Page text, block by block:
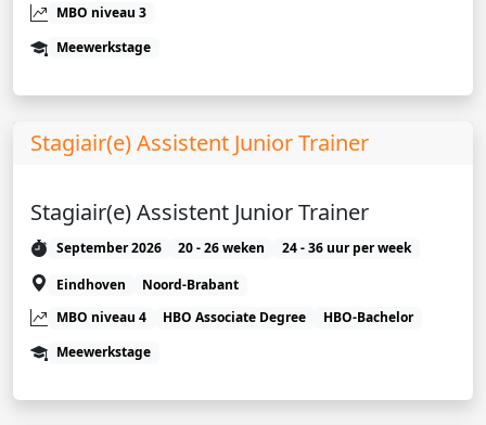
MBO niveau 3
Meewerkstage
Stagiair(e) Assistent Junior Trainer
Stagiair(e) Assistent Junior Trainer
September 2026 20 - 26 weken
24 - 36 uur per week
Eindhoven
Noord-Brabant
MBO niveau 4
HBO Associate Degree
HBO-Bachelor
Meewerkstage